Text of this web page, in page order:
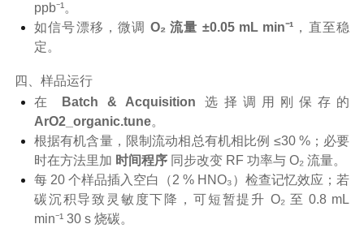
ppb⁻¹。
如信号漂移，微调 O₂ 流量 ±0.05 mL min⁻¹ ，直至稳
定。
四、样品运行
在
Batch & Acquisition 选择调用刚保存的
ArO2_organic.tune。
根据有机含量，限制流动相总有机相比例 ≤30 %；必要
时在方法里加 时间程序同步改变 RF 功率与 O₂ 流量。
每 20 个样品插入空白（2 % HNO₃）检查记忆效应；若
碳沉积导致灵敏度下降，可短暂提升 O₂ 至 0.8 mL
min⁻¹ 30 s 烧碳。